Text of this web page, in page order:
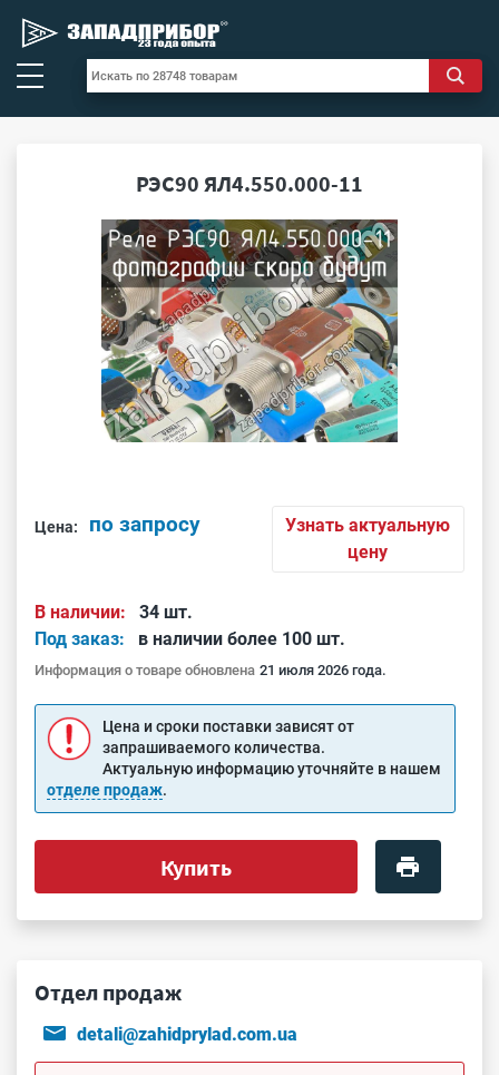
РЭС90 ЯЛ4.550.000-11
Цена: по запросу
Узнать актуальную
цену
В наличии:
34 шт.
Под заказ:
в наличии более 100 шт.
Информация о товаре обновлена 21 июля 2026 года.
Цена и сроки поставки зависят от
запрашиваемого количества.
Актуальную информацию уточняйте в нашем
отделе продаж.
Купить
Отдел продаж
detali@zahidprylad.com.ua